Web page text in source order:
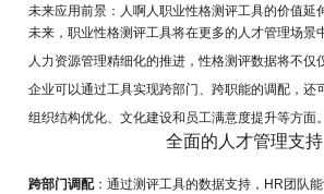
未来应用前景：人啊人职业性格测评工具的价值延
未来，职业性格测评工具将在更多的人才管理场景
人力资源管理精细化的推进，性格测评数据将不仅
企业可以通过工具实现跨部门、跨职能的调配，还
组织结构优化、文化建设和员工满意度提升等方面。
全面的人才管理支持
跨部门调配：通过测评工具的数据支持，HR团队